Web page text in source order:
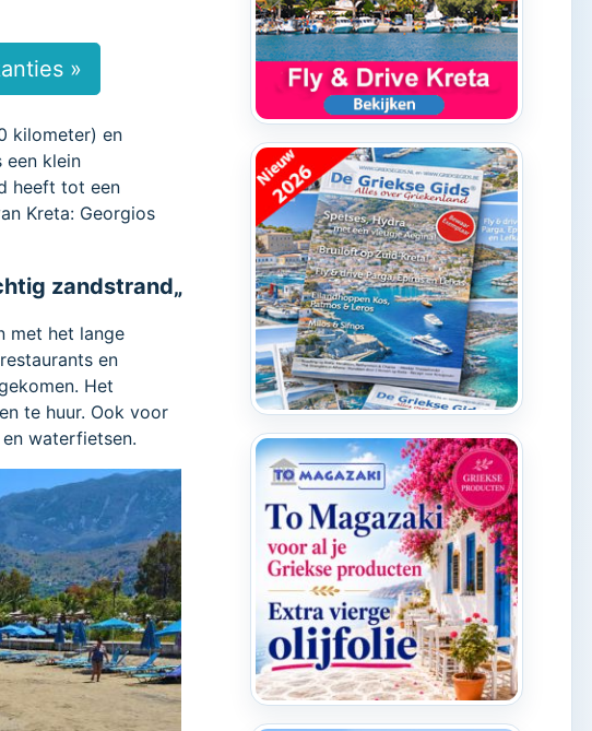
»
kilometer) en
een klein
heeft tot een
Kreta: Georgios
zandstrand„
met het lange
en
Het
te huur. Ook voor
waterfietsen.